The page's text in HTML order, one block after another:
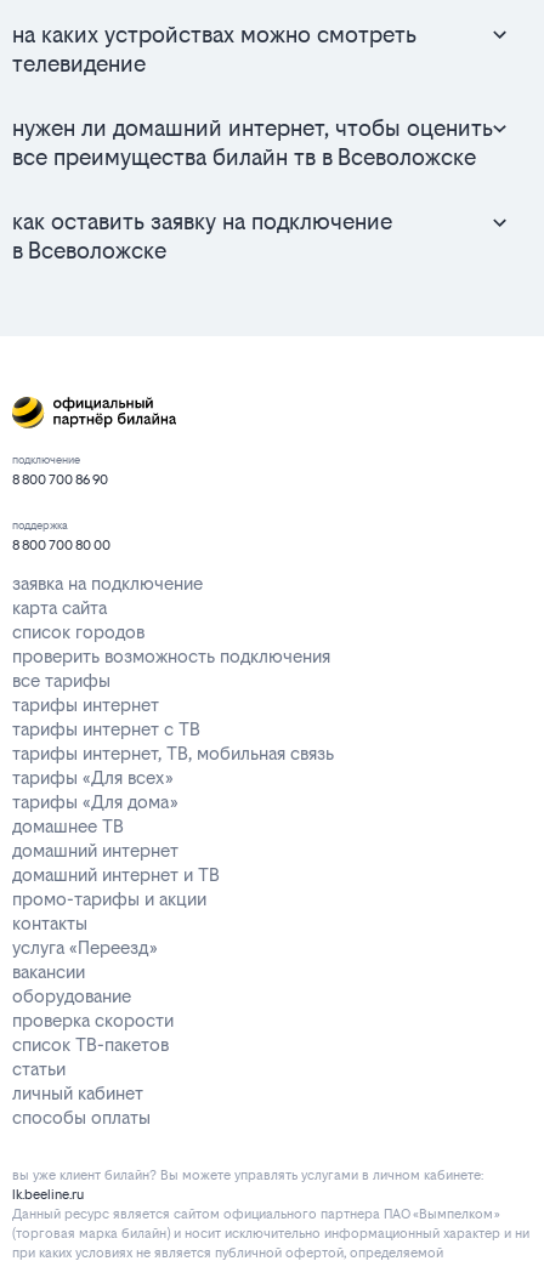
на каких устройствах можно смотреть
телевидение
нужен ли домашний интернет, чтобы оценить
все преимущества билайн тв в Всеволожске
как оставить заявку на подключение
в Всеволожске
подключение
8 800 700 86 90
поддержка
8 800 700 80 00
заявка на подключение
карта сайта
список городов
проверить возможность подключения
все тарифы
тарифы интернет
тарифы интернет с ТВ
тарифы интернет, ТВ, мобильная связь
тарифы «Для всех»
тарифы «Для дома»
домашнее ТВ
домашний интернет
домашний интернет и ТВ
промо-тарифы и акции
контакты
услуга «Переезд»
вакансии
оборудование
проверка скорости
список ТВ-пакетов
статьи
личный кабинет
способы оплаты
вы уже клиент билайн? Вы можете управлять услугами в личнoм кaбинeтe:
lk.beeline.ru
Данный ресурс является сайтом официального партнера ПАО «Вымпелком»
(торговая марка билайн) и носит исключительно информационный характер и ни
при каких условиях не является публичной офертой, определяемой